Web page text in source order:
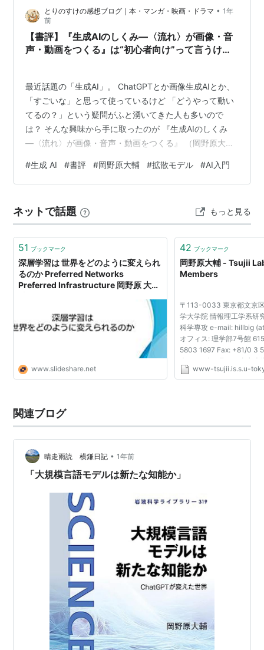
とりのすけの感想ブログ｜本・マンガ・映画・ドラマ • 1年
前
【書評】『生成AIのしくみ―〈流れ〉が画像・音
声・動画をつくる』は“初心者向け”って言うけ
最近話題の「生成AI」。 ChatGPTとか画像生成AIとか、
「すごいな」と思って使っているけど 「どうやって動い
てるの？」という疑問がふと湧いてきた人も多いので
は？ そんな興味から手に取ったのが 『生成AIのしくみ
―〈流れ〉が画像・音声・動画をつくる』 （岡野原大輔
像・音声・動画をつくる (岩波科学ライブラリー) 作者:岡
野原 大輔 岩波書店 Amazon Amazonの商品説明には 初
ちょっと難しかったです。 おそらく、「AIをこれから専
門的に学んでいきたい大学生」向けかなという印…
#生成 AI #書評 #岡野原大輔 #拡散モデル #AI入門
ネットで話題 もっと見る
51 ブックマーク
深層学習は 世界をどのように変えられ
るのか Preferred Networks
Preferred Infrastructure 岡野原 ⼤大
www.slideshare.net
42 ブックマーク
岡野原大輔 - Tsujii
Members
〒113-0033 東京都文京
学大学院 情報理工学系研
科学専攻 e-mail: hillbig
オフィス: 理学部7号館
5803 1697 Fax: +81/0 3
介 2007年4月から東京大
学系研究科・コンピュー
www-tsujii.is.s.u-
関連ブログ
晴走雨読 横鎌日記 • 1年前
「大規模言語モデルは新たな知能か」